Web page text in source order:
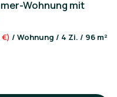
Wohnung mit
/ Wohnung / 4 Zi. / 96 m²